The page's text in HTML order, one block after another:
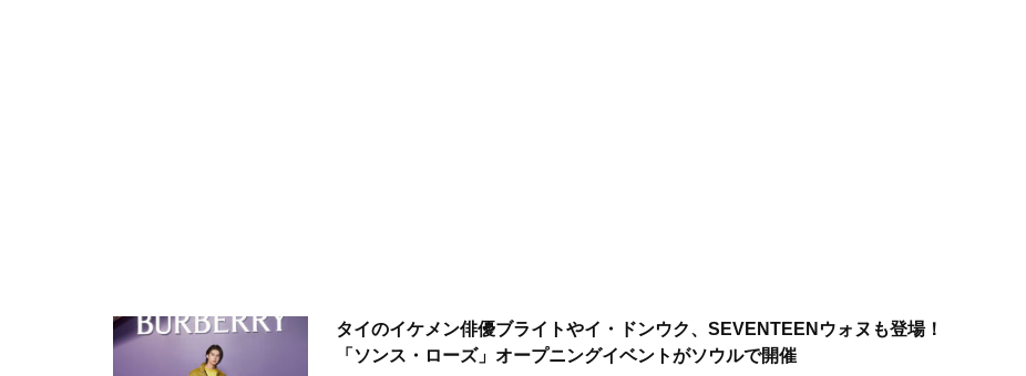
タイのイケメン俳優ブライトやイ・ドンウク、SEVENTEENウォヌも登場！
「ソンス・ローズ」オープニングイベントがソウルで開催